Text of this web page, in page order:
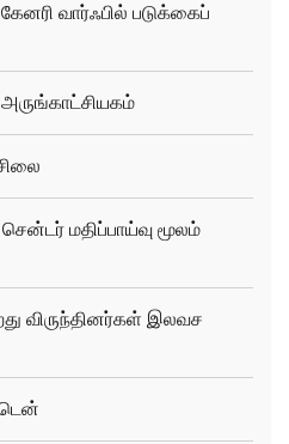
வார்ஃபில் படுக்கைப்
மதிப்பாய்வு மூலம்
விருந்தினர்கள் இலவச